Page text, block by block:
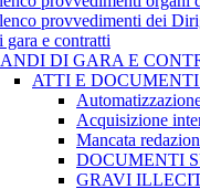
provvedimenti dei
gara e contratti
DI GARA E
ATTI E
Acquisizione
Mancata
DOCUMENTI
GRAVI